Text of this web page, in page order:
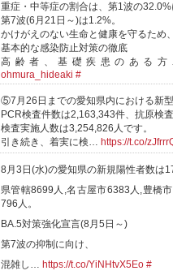
重症・中等症の割合は、第1波の32.0%
第7波(6月21日～)は1.2%。
かけがえのない生命と健康を守るため、
基本的な感染防止対策の徹底
高齢者、基礎疾患のある
ohmura_hideaki #
⑤7月26日までの愛知県内における新
PCR検査件数は2,163,343件、抗原検
検査実施人数は3,254,826人です。
引き続き、着実に検… https://t.co/
8月3日(水)の愛知県の新規陽性者数は
県管轄8699人,名古屋市6383人,豊橋
796人。
BA.5対策強化宣言(8月5日～)
第7波の抑制に向け、
混雑し… https://t.co/YiNHtvX5Eo #